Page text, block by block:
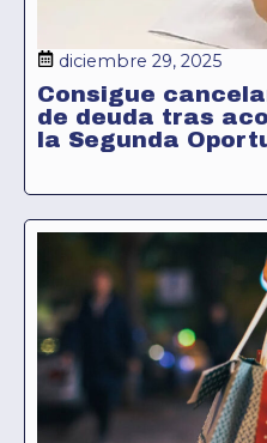
diciembre 29, 2025
Consigue
de deuda tras
la Segunda